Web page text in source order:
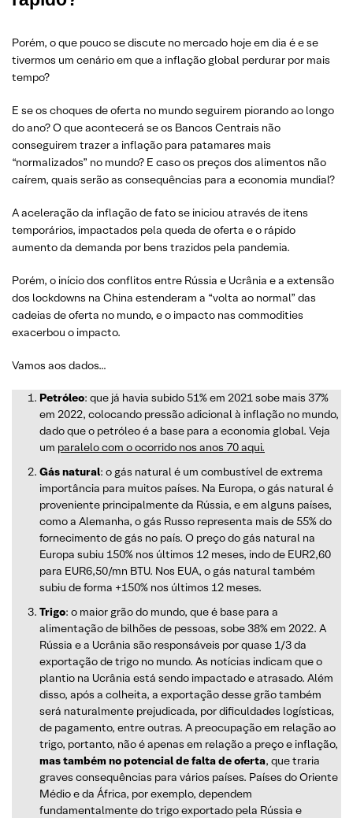
Porém, o que pouco se discute no mercado hoje em dia é e se
tivermos um cenário em que a inflação global perdurar por mais
tempo?
E se os choques de oferta no mundo seguirem piorando ao longo
do ano? O que acontecerá se os Bancos Centrais não
conseguirem trazer a inflação para patamares mais
“normalizados” no mundo? E caso os preços dos alimentos não
caírem, quais serão as consequências para a economia mundial?
A aceleração da inflação de fato se iniciou através de itens
temporários, impactados pela queda de oferta e o rápido
aumento da demanda por bens trazidos pela pandemia.
Porém, o início dos conflitos entre Rússia e Ucrânia e a extensão
dos lockdowns na China estenderam a “volta ao normal” das
cadeias de oferta no mundo, e o impacto nas commodities
exacerbou o impacto.
Vamos aos dados…
Petróleo: que já havia subido 51% em 2021 sobe mais 37%
em 2022, colocando pressão adicional à inflação no mundo,
dado que o petróleo é a base para a economia global. Veja
um paralelo com o ocorrido nos anos 70 aqui.
Gás natural: o gás natural é um combustível de extrema
importância para muitos países. Na Europa, o gás natural é
proveniente principalmente da Rússia, e em alguns países,
como a Alemanha, o gás Russo representa mais de 55% do
fornecimento de gás no país. O preço do gás natural na
Europa subiu 150% nos últimos 12 meses, indo de EUR2,60
para EUR6,50/mn BTU. Nos EUA, o gás natural também
subiu de forma +150% nos últimos 12 meses.
Trigo: o maior grão do mundo, que é base para a
alimentação de bilhões de pessoas, sobe 38% em 2022. A
Rússia e a Ucrânia são responsáveis por quase 1/3 da
exportação de trigo no mundo. As notícias indicam que o
plantio na Ucrânia está sendo impactado e atrasado. Além
disso, após a colheita, a exportação desse grão também
será naturalmente prejudicada, por dificuldades logísticas,
de pagamento, entre outras. A preocupação em relação ao
trigo, portanto, não é apenas em relação a preço e inflação,
mas também no potencial de falta de oferta, que traria
graves consequências para vários países. Países do Oriente
Médio e da África, por exemplo, dependem
fundamentalmente do trigo exportado pela Rússia e